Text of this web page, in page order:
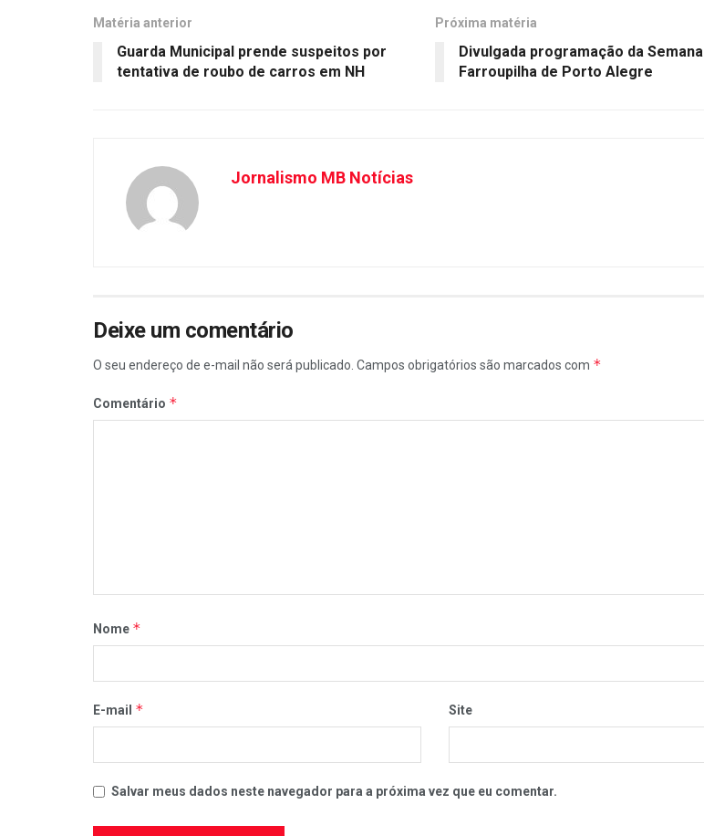
Matéria anterior
Guarda Municipal prende suspeitos por
tentativa de roubo de carros em NH
Próxima matéria
Divulgada programação da Semana
Farroupilha de Porto Alegre
Jornalismo MB Notícias
Deixe um comentário
O seu endereço de e-mail não será publicado. Campos obrigatórios são marcados com *
Comentário *
Nome *
E-mail * Site
Salvar meus dados neste navegador para a próxima vez que eu comentar.